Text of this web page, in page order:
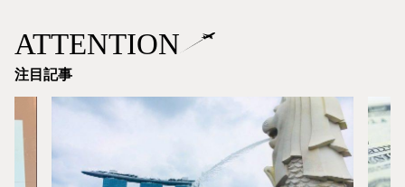
ATTENTION
注目記事